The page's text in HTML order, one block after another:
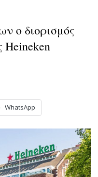
ο διορισμός
Heineken
WhatsApp